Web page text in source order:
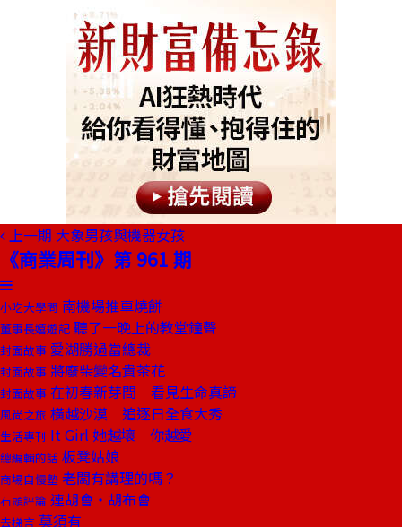
上一期 大象男孩與機器女孩
《商業周刊》第 961 期
小吃大學問 南機場推車燒餅
董事長嬉遊記 聽了一晚上的教堂鐘聲
封面故事 愛湖勝過當總裁
封面故事 將廢柴變名貴茶花
封面故事 在初春新芽間 看見生命真諦
風尚之旅 橫越沙漠 追逐日全食大秀
生活專刊 It Girl 她越壞 你越愛
總編輯的話 板凳姑娘
商場自慢塾 老闆有講理的嗎？
石頭評論 連胡會‧胡布會
去梯言 莫須有